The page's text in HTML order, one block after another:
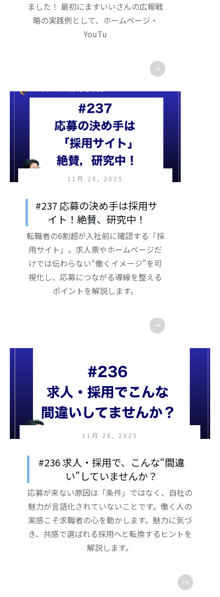
ました！ 最初にますいいさんの広報戦
略の実践例として、ホームページ・
YouTu
11月 28, 2025
#237 応募の決め手は採用サ
イト！絶賛、研究中！
転職者の6割超が入社前に確認する「採
用サイト」。求人票やホームページだ
けでは伝わらない“働くイメージ”を可
視化し、応募につながる導線を整える
ポイントを解説します。
11月 26, 2025
#236 求人・採用で、こんな“間違
い”していませんか？
応募が来ない原因は「条件」ではなく、自社の
魅力が言語化されていないことです。働く人の
実感こそ求職者の心を動かします。魅力に気づ
き、共感で選ばれる採用へと転換するヒントを
解説します。